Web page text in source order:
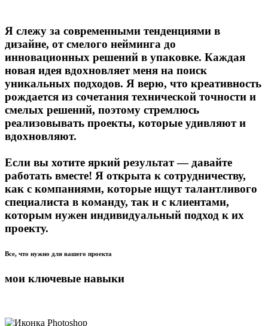
Я слежу за современными тенденциями в
дизайне, от смелого нейминга до
инновационных решений в упаковке. Каждая
новая идея вдохновляет меня на поиск
уникальных подходов. Я верю, что креативность
рождается из сочетания технической точности и
смелых решений, поэтому стремлюсь
реализовывать проекты, которые удивляют и
вдохновляют.
Если вы хотите яркий результат — давайте
работать вместе! Я открыта к сотрудничеству,
как с компаниями, которые ищут талантливого
специалиста в команду, так и с клиентами,
которым нужен индивидуальный подход к их
проекту.
Все, что нужно для вашего проекта
мои ключевые навыки